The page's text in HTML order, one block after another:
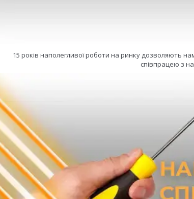
15 років наполегливої роботи на ринку дозволяють
співпрацею з